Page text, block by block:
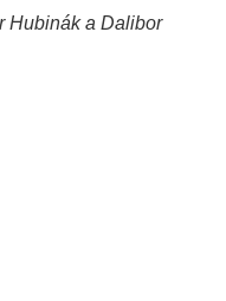
Hubinák a Dalibor